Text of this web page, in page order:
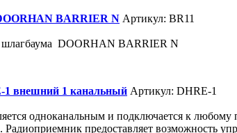
BARRIER N Артикул: BR11
шлагбаума DOORHAN BARRIER N
1 внешний 1 канальный Артикул: DHRE-1
одноканальным и подключается к любому
предоставляет возможность